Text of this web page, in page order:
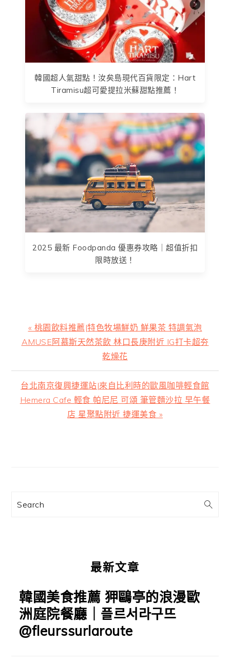
韓國超人氣甜點！汝矣島現代百貨限定：Hart
Tiramisu超可愛提拉米蘇甜點推薦！
2025 最新 Foodpanda 優惠券攻略｜超值折扣
限時放送！
上
一
文
章:
« 桃園飲料推薦|特色牧場鮮奶 鮮果茶 特調氣泡
AMUSE阿慕斯天然茶飲 林口長庚附近 IG打卡超夯
乾燥花
下
一
台北南京復興捷運站|來自比利時的歐風咖啡輕食館
Hemera Cafe 輕食 帕尼尼 可頌 筆管麵沙拉 早午餐
店 星聚點附近 捷運美食 »
訊
Search
最新文章
韓國美食推薦 狎鷗亭的浪漫歐
洲庭院餐廳｜플르서라구뜨
@fleurssurlaroute